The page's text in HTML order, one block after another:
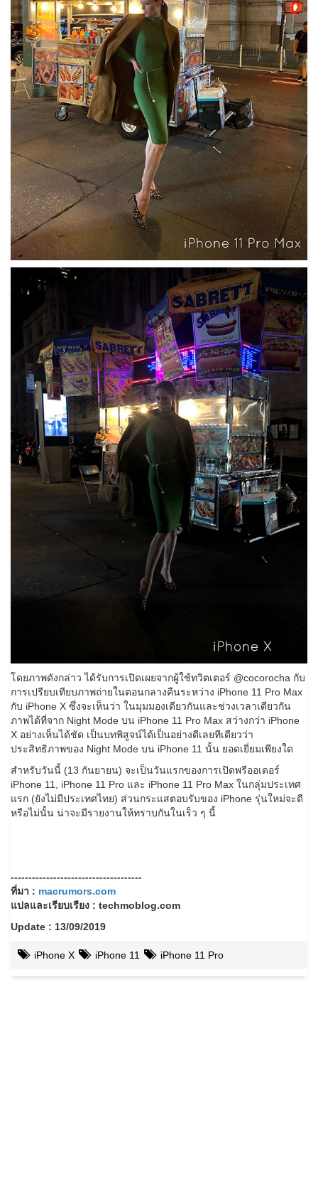
โดยภาพดังกล่าว ได้รับการเปิดเผยจากผู้ใช้ทวิตเตอร์ @cocorocha กับ
การเปรียบเทียบภาพถ่ายในตอนกลางคืนระหว่าง iPhone 11 Pro Max
กับ iPhone X ซึ่งจะเห็นว่า ในมุมมองเดียวกันและช่วงเวลาเดียวกัน
ภาพได้ที่จาก Night Mode บน iPhone 11 Pro Max สว่างกว่า iPhone
X อย่างเห็นได้ชัด เป็นบทพิสูจน์ได้เป็นอย่างดีเลยทีเดียวว่า
ประสิทธิภาพของ Night Mode บน iPhone 11 นั้น ยอดเยี่ยมเพียงใด
สำหรับวันนี้ (13 กันยายน) จะเป็นวันแรกของการเปิดพรีออเดอร์
iPhone 11, iPhone 11 Pro และ iPhone 11 Pro Max ในกลุ่มประเทศ
แรก (ยังไม่มีประเทศไทย) ส่วนกระแสตอบรับของ iPhone รุ่นใหม่จะดี
หรือไม่นั้น น่าจะมีรายงานให้ทราบกันในเร็ว ๆ นี้
-------------------------------------
ที่มา : macrumors.com
แปลและเรียบเรียง : techmoblog.com
Update : 13/09/2019
iPhone X iPhone 11 iPhone 11 Pro